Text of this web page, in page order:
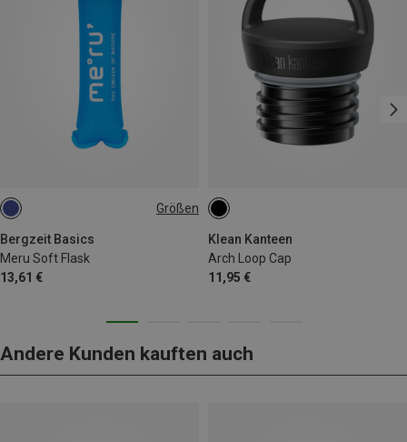
Größen
Bergzeit Basics
Meru Soft Flask
13,61 €
500ML
Klean Kanteen
Arch Loop Cap
11,95 €
Andere Kunden kauften auch